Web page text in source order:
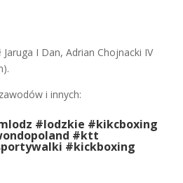
Jaruga I Dan, Adrian Chojnacki IV
i innych:
#lodzkie #kikcboxing
#ktt
#kickboxing